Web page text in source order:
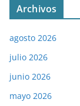
Archivos
agosto 2026
julio 2026
junio 2026
mayo 2026